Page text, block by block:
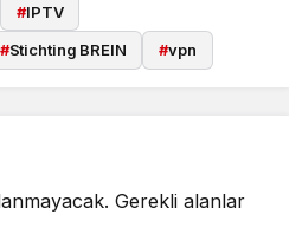
#IPTV
#Stichting BREIN #vpn
Gerekli alanlar